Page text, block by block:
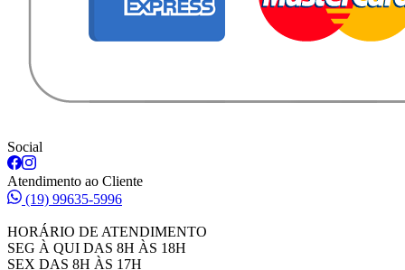
Social
Atendimento ao Cliente
(19) 99635-5996
HORÁRIO DE ATENDIMENTO
SEG À QUI DAS 8H ÀS 18H
SEX DAS 8H ÀS 17H